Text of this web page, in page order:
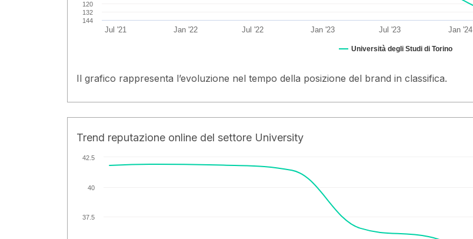
Università degli Studi di Torino
Jul '21 Jan '22 Jul '22 Jan '23 Jul '23 Jan '24
120
132
144
Il grafico rappresenta l’evoluzione nel tempo della posizione del brand in classifica.
Trend reputazione online del settore University
37.5
40
42.5